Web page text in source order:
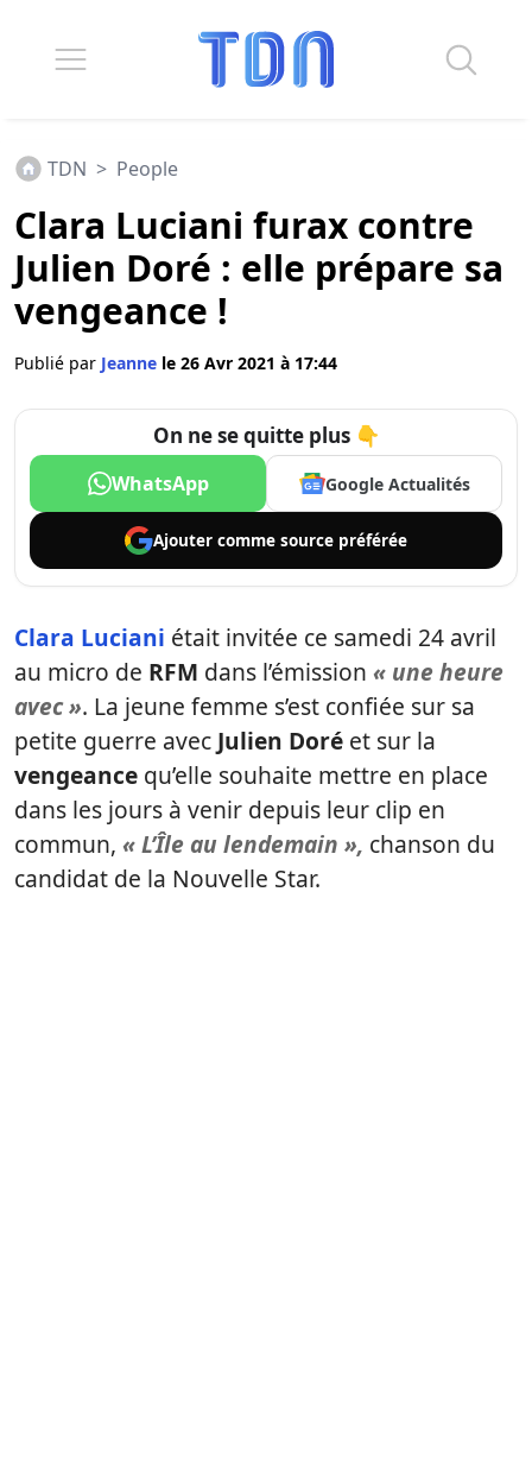
TDN > People
Clara Luciani furax contre
Julien Doré : elle prépare sa
vengeance !
Publié par Jeanne le 26 Avr 2021 à 17:44
On ne se quitte plus 👇
WhatsApp Google Actualités
Ajouter comme source préférée
Clara Luciani était invitée ce samedi 24 avril
au micro de RFM dans l’émission « une heure
avec ». La jeune femme s’est confiée sur sa
petite guerre avec Julien Doré et sur la
vengeance qu’elle souhaite mettre en place
dans les jours à venir depuis leur clip en
commun, « L’Île au lendemain », chanson du
candidat de la Nouvelle Star.